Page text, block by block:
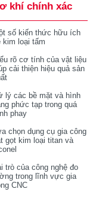
khí chính xác
số kiến thức hữu ích
kim loại tấm
rõ cơ tính của vật liệu
cải thiện hiệu quả sản
lý các bề mặt và hình
phức tạp trong quá
phay
chọn dụng cụ gia công
gọt kim loại titan và
trò của công nghệ đo
trong lĩnh vực gia
CNC